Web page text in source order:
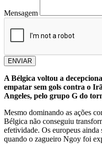
Mensagem
ENVIAR
A Bélgica voltou a
empatar sem gols contra o
Angeles, pelo grupo G do
Mesmo dominando as ações
Bélgica não conseguiu
efetividade. Os europeus
quando o zagueiro Ngoy foi